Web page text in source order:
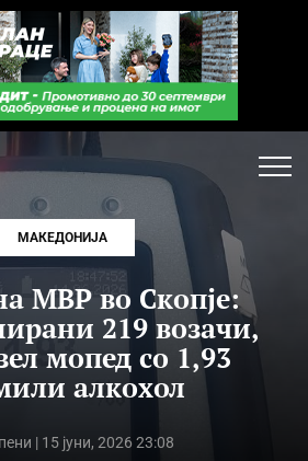
МАКЕДОНИЈА
МВР во Скопје:
219 возачи,
мопед со 1,93
алкохол
| 15 јуни, 2026 23:08